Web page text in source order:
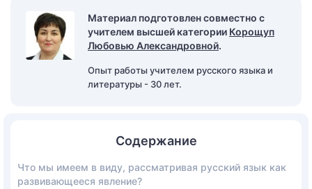
Материал подготовлен совместно с
учителем высшей категории Корощуп
Любовью Александровной.
Опыт работы учителем русского языка и
литературы - 30 лет.
Содержание
Что мы имеем в виду, рассматривая русский язык как
развивающееся явление?